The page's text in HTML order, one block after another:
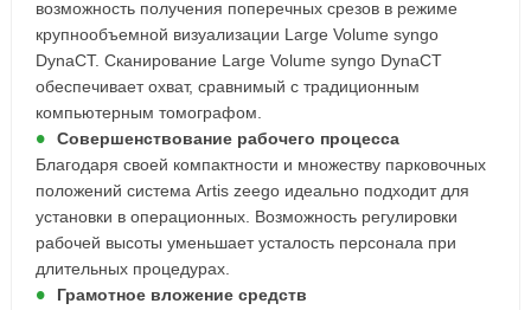
возможность получения поперечных срезов в режиме
крупнообъемной визуализации Large Volume syngo
DynaCT. Cканирование Large Volume syngo DynaCT
обеспечивает охват, сравнимый с традиционным
компьютерным томографом.
Совершенствование рабочего процесса
Благодаря своей компактности и множеству парковочных
положений система Artis zeego идеально подходит для
установки в операционных. Возможность регулировки
рабочей высоты уменьшает усталость персонала при
длительных процедурах.
Грамотное вложение средств